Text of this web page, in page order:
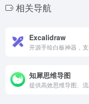
相关导航
Excalidraw
知犀思维导图